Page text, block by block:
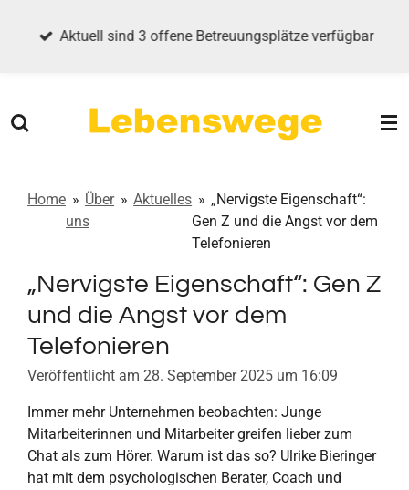
HauptinhaltAktuell sind 3 offene Betreuungsplätze verfügbar
Home » Über
uns
» Aktuelles » „Nervigste Eigenschaft“:
Gen Z und die Angst vor dem
Telefonieren
„Nervigste Eigenschaft“: Gen Z
und die Angst vor dem
Telefonieren
Veröffentlicht am 28. September 2025 um 16:09
Immer mehr Unternehmen beobachten: Junge
Mitarbeiterinnen und Mitarbeiter greifen lieber zum
Chat als zum Hörer. Warum ist das so? Ulrike Bieringer
hat mit dem psychologischen Berater, Coach und